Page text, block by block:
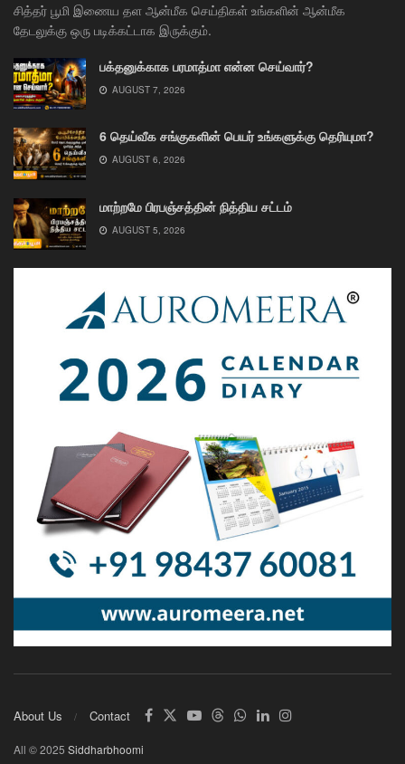
சித்தர் பூமி இணைய தள ஆன்மீக செய்திகள் உங்களின் ஆன்மீக
தேடலுக்கு ஒரு படிக்கட்டாக இருக்கும்.
பக்தனுக்காக பரமாத்மா என்ன செய்வார்?
AUGUST 7, 2026
6 தெய்வீக சங்குகளின் பெயர் உங்களுக்கு தெரியுமா?
AUGUST 6, 2026
மாற்றமே பிரபஞ்சத்தின் நித்திய சட்டம்
AUGUST 5, 2026
About Us Contact
All © 2025 Siddharbhoomi